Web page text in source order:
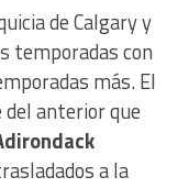
de Calgary y
temporadas con
más. El
del anterior que
a la